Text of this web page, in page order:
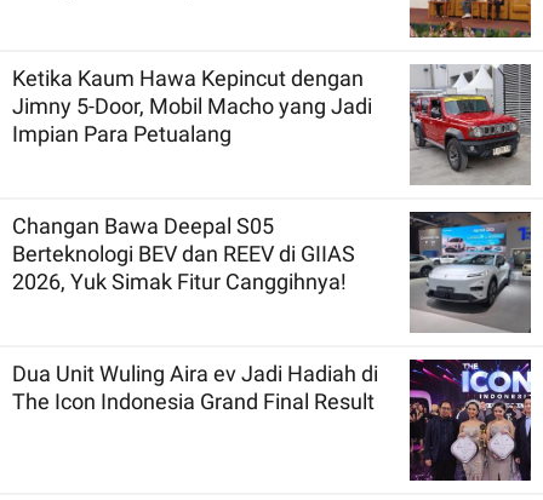
Ketika Kaum Hawa Kepincut dengan
Jimny 5-Door, Mobil Macho yang Jadi
Impian Para Petualang
Changan Bawa Deepal S05
Berteknologi BEV dan REEV di GIIAS
2026, Yuk Simak Fitur Canggihnya!
Dua Unit Wuling Aira ev Jadi Hadiah di
The Icon Indonesia Grand Final Result